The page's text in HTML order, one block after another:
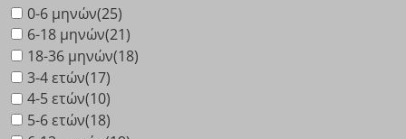
0-6 μηνών(25)
6-18 μηνών(21)
18-36 μηνών(18)
3-4 ετών(17)
4-5 ετών(10)
5-6 ετών(18)